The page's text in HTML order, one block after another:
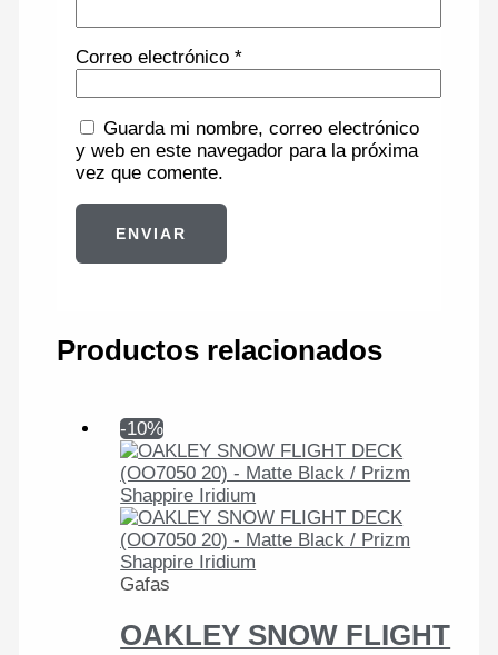
Correo electrónico*
Guarda mi nombre, correo electrónico
y web en este navegador para la próxima
vez que comente.
Productos relacionados
-10%
Gafas
OAKLEY SNOW FLIGHT